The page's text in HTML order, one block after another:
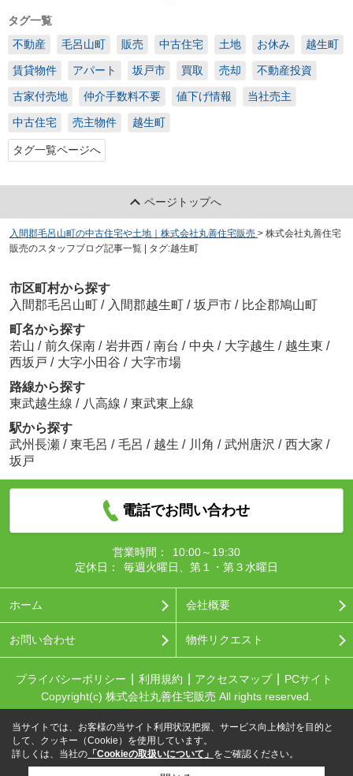
タグ一覧
不動産
毛呂山町 販売 中古住宅 土地 お休み 越生町
賃貸物件 アパート 坂戸市 買取 売却 不動産投資
古家付売地 仲介手数料不要 値下げ情報 当社売主
中古住宅 売主物件 越生町
タグ一覧ページへ
ページトップへ
入間郡毛呂山町の中古住宅や土地｜株式会社丸善住宅販売 > 株式会社丸善住宅
販売のスタッフブログ記事一覧 | タグ:越生町
市区町村から探す
入間郡毛呂山町 / 入間郡越生町 / 坂戸市 / 比企郡鳩山町
町名から探す
若山 / 前久保南 / 岩井西 / 南台 / 中央 / 大字越生 / 越生東 /
西坂戸 / 大字小田谷 / 大字市場
路線から探す
東武越生線 / 八高線 / 東武東上線
駅から探す
武州長瀬 / 東毛呂 / 毛呂 / 越生 / 川角 / 武州唐沢 / 西大家 /
坂戸
電話でお問い合わせ
営業時間：
10:00～19:30
定休日：
毎週火曜日、第１・第３水曜日
ホーム 会社概要
お問い合わせ 物件リクエスト
プライバシーポリシー 利用規約 アクセスマップ
PCサイト
Copyright(c) 株式会社丸善住宅販売 All rights reserved.
当サイトでは、お客様の当サイト利用状況把握、サービス向上検討を目的と
して、クッキー（Cookie）を使用しています。
詳しくは、当社の 「Cookieの取扱いについて」 をご確認ください。